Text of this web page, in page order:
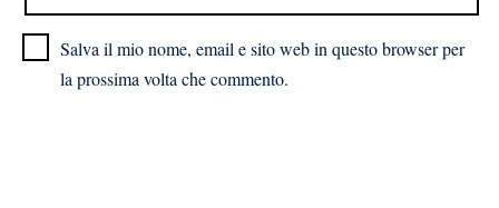
Salva il mio nome, email e sito web in questo browser per
la prossima volta che commento.